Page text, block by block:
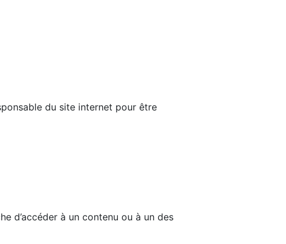
du site internet pour être
d’accéder à un contenu ou à un des